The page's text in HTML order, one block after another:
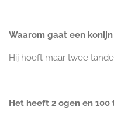
Waarom gaat een
Hij hoeft maar twee
Het heeft 2 ogen en 100